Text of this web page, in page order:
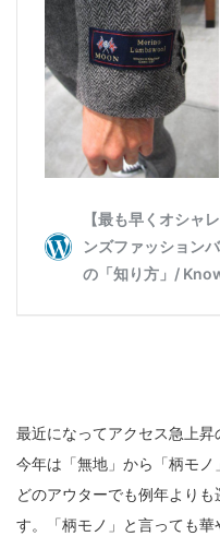
最近になってアクセス急上昇
今年は「無地」から「柄モ
どのアウターでも例年より
す。「柄モノ」と言っても